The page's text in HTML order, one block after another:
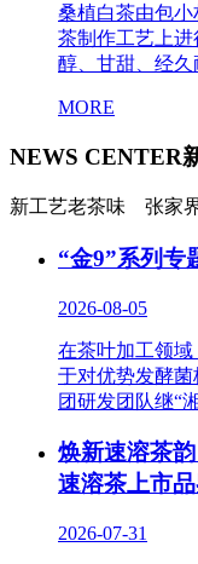
桑植白茶由包
茶制作工艺上
醇、甘甜、经久
MORE
NEWS CENTER
新工艺老茶味 张家
“金9”系列专
2026-08-05
在茶叶加工领域
于对优势发酵
团研发团队继“
焕新速溶茶
速溶茶上市
2026-07-31